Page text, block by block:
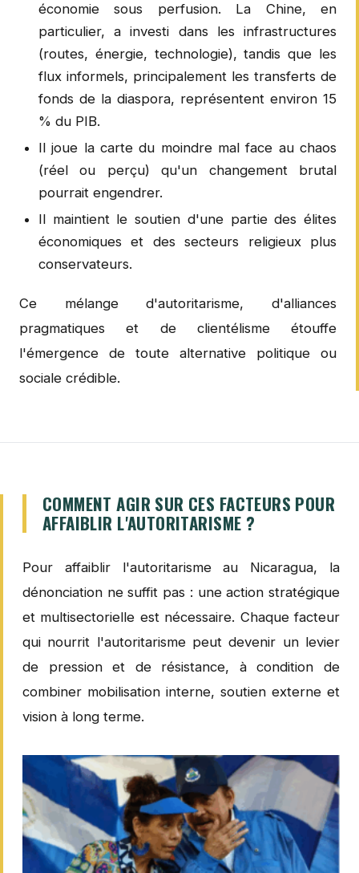
économie sous perfusion. La Chine, en
particulier, a investi dans les infrastructures
(routes, énergie, technologie), tandis que les
flux informels, principalement les transferts de
fonds de la diaspora, représentent environ 15
% du PIB.
Il joue la carte du moindre mal face au chaos
(réel ou perçu) qu'un changement brutal
pourrait engendrer.
Il maintient le soutien d'une partie des élites
économiques et des secteurs religieux plus
conservateurs.
Ce mélange d'autoritarisme, d'alliances
pragmatiques et de clientélisme étouffe
l'émergence de toute alternative politique ou
sociale crédible.
COMMENT AGIR SUR CES FACTEURS POUR
AFFAIBLIR L'AUTORITARISME ?
Pour affaiblir l'autoritarisme au Nicaragua, la
dénonciation ne suffit pas : une action stratégique
et multisectorielle est nécessaire. Chaque facteur
qui nourrit l'autoritarisme peut devenir un levier
de pression et de résistance, à condition de
combiner mobilisation interne, soutien externe et
vision à long terme.